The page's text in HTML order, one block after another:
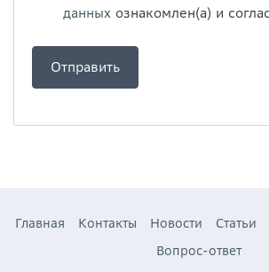
данных ознакомлен(а) и
Главная Контакты Новости Статьи
Вопрос-ответ